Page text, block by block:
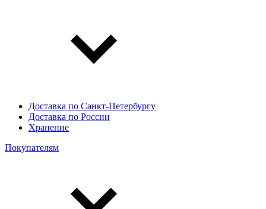
Доставка по Санкт-Петербургу
Доставка по России
Хранение
Покупателям